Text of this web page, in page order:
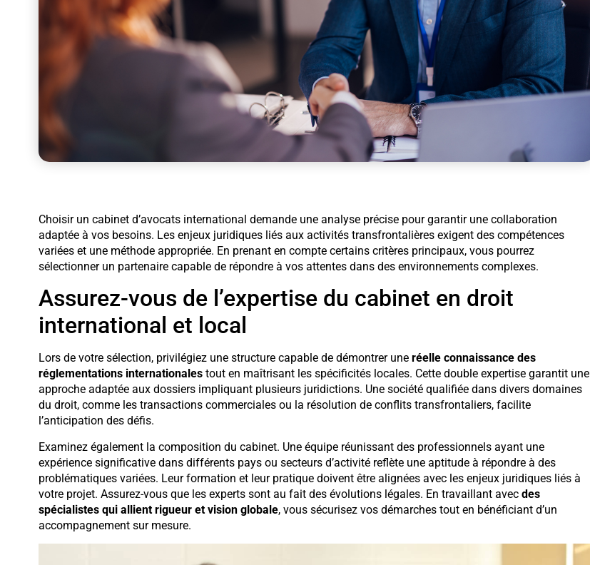
Choisir un cabinet d’avocats international demande une analyse précise pour garantir une collaboration
adaptée à vos besoins. Les enjeux juridiques liés aux activités transfrontalières exigent des compétences
variées et une méthode appropriée. En prenant en compte certains critères principaux, vous pourrez
sélectionner un partenaire capable de répondre à vos attentes dans des environnements complexes.
Assurez-vous de l’expertise du cabinet en droit
international et local
Lors de votre sélection, privilégiez une structure capable de démontrer uneréelle connaissance des
réglementations internationalestout en maîtrisant les spécificités locales. Cette double expertise garantit une
approche adaptée aux dossiers impliquant plusieurs juridictions. Une société qualifiée dans divers domaines
du droit, comme les transactions commerciales ou la résolution de conflits transfrontaliers, facilite
l’anticipation des défis.
Examinez également la composition du cabinet. Une équipe réunissant des professionnels ayant une
expérience significative dans différents pays ou secteurs d’activité reflète une aptitude à répondre à des
problématiques variées. Leur formation et leur pratique doivent être alignées avec les enjeux juridiques liés à
votre projet. Assurez-vous que les experts sont au fait des évolutions légales. En travaillant avecdes
spécialistes qui allient rigueur et vision globale, vous sécurisez vos démarches tout en bénéficiant d’un
accompagnement sur mesure.